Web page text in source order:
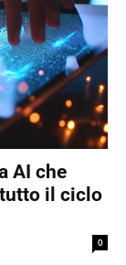
AI che
il ciclo
0